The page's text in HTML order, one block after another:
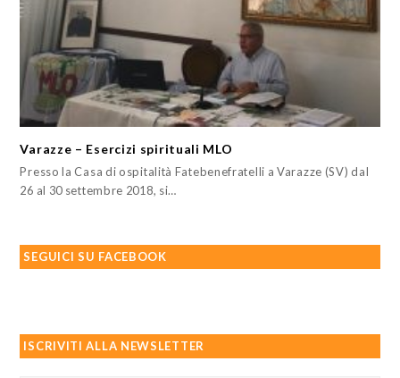
Varazze – Esercizi spirituali MLO
Presso la Casa di ospitalità Fatebenefratelli a Varazze (SV) dal
26 al 30 settembre 2018, si…
SEGUICI SU FACEBOOK
ISCRIVITI ALLA NEWSLETTER